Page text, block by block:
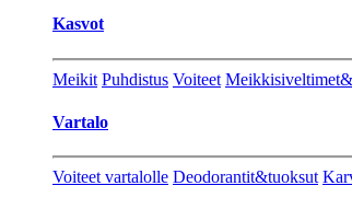
Kasvot
Meikit Puhdistus Voiteet
Vartalo
Voiteet vartalolle Deodorantit&tuoksut